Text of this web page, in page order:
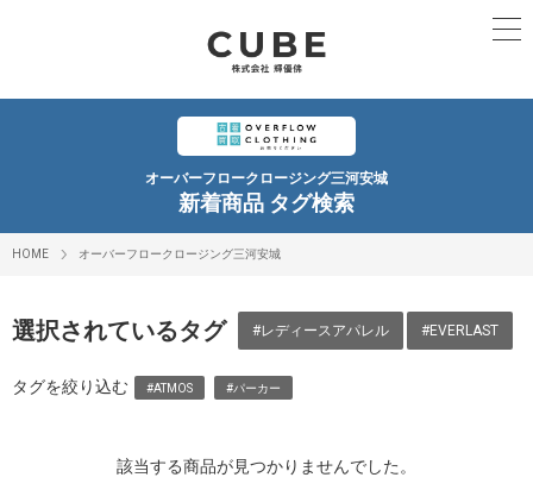
オーバーフロークロージング三河安城
新着商品 タグ検索
HOME オーバーフロークロージング三河安城
選択されているタグ #レディースアパレル #EVERLAST
タグを絞り込む #ATMOS #パーカー
該当する商品が見つかりませんでした。